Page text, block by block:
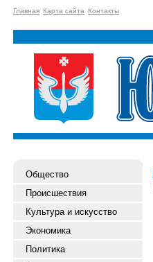
Главная Карта сайта Контакты
Общество
Происшествия
Культура и искусство
Экономика
Политика